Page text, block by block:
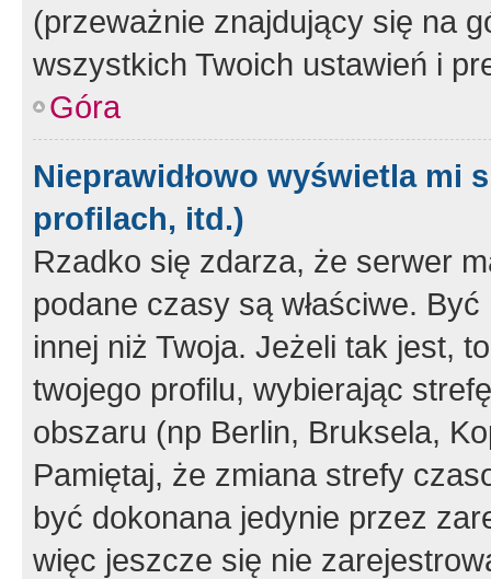
(przeważnie znajdujący się na
wszystkich Twoich ustawień i
Góra
Nieprawidłowo wyświetla mi
profilach, itd.)
Rzadko się zdarza, że serwer
podane czasy są właściwe.
innej niż Twoja. Jeżeli tak jest,
twojego profilu, wybierając
obszaru (np Berlin, Bruksela,
Pamiętaj, że zmiana strefy
być dokonana jedynie przez
więc jeszcze się nie